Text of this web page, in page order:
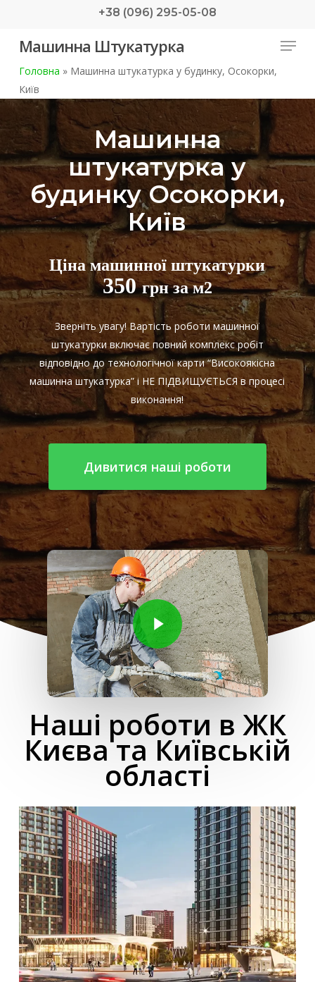
main
+38 (096) 295-05-08
Машинна Штукатурка Menu
Головна »Машинна штукатурка у будинку, Осокорки,
Київ
Машинна
штукатурка у
будинку Осокорки,
Київ
Ціна машинної штукатурки
350грн за м2
Зверніть увагу! Вартість роботи машинної
штукатурки включає повний комплекс робіт
відповідно до технологічної карти “Високоякісна
машинна штукатурка” і НЕ ПІДВИЩУЄТЬСЯ в процесі
виконання!
Дивитися наші роботи
Play Video
Play Video
Наші роботи в ЖК
Києва та Київській
області